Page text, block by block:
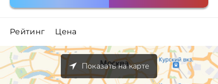
Рейтинг Цена
Показать на карте